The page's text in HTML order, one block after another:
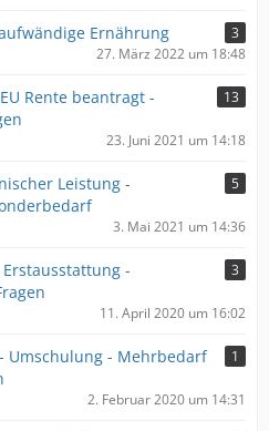
Ernährung
3
27. März 2022 um 18:48
Rente beantragt -
13
23. Juni 2021 um 14:18
Leistung -
5
3. Mai 2021 um 14:36
-
3
11. April 2020 um 16:02
Umschulung - Mehrbedarf
1
2. Februar 2020 um 14:31